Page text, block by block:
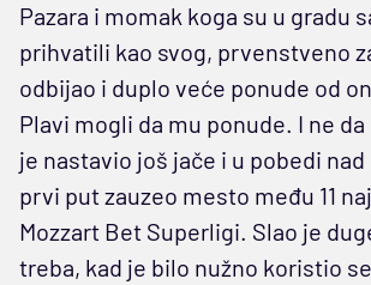
Pazara i momak koga su u gradu
prihvatili kao svog, prvenstveno
odbijao i duplo veće ponude od
Plavi mogli da mu ponude. I ne
je nastavio još jače i u pobedi nad
prvi put zauzeo mesto među 11
Mozzart Bet Superligi. Slao je
treba, kad je bilo nužno koristio